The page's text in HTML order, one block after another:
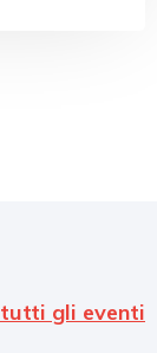
gli eventi